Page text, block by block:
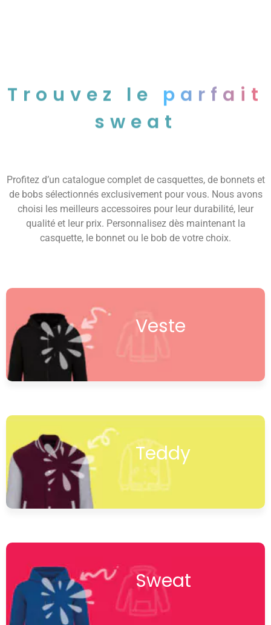
Trouvez le parfait
sweat
Profitez d’un catalogue complet de casquettes, de bonnets et
de bobs sélectionnés exclusivement pour vous. Nous avons
choisi les meilleurs accessoires pour leur durabilité, leur
qualité et leur prix. Personnalisez dès maintenant la
casquette, le bonnet ou le bob de votre choix.
Veste
Teddy
Sweat